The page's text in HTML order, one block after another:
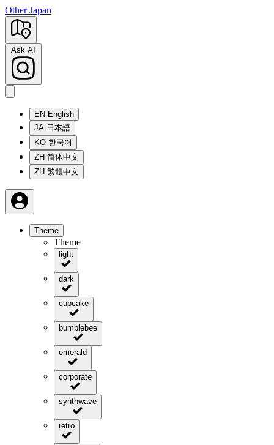
Other Japan
Ask AI
EN English
JA 日本語
KO 한국어
ZH 简体中文
ZH 繁體中文
Theme
Theme
light
dark
cupcake
bumblebee
emerald
corporate
synthwave
retro